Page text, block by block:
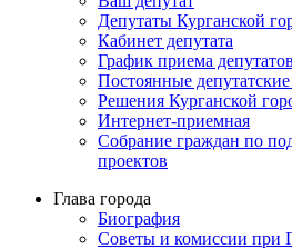
Депутаты Курганской
Кабинет депутата
График приема депутатов
Постоянные
Решения Курганской
Интернет-приемная
Собрание граждан по
проектов
Глава города
Биография
Советы и комиссии при